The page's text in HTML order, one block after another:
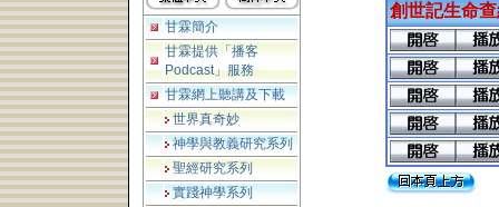
甘霖簡介
甘霖提供「播客
Podcast」服務
甘霖網上聽講及下載
世界真奇妙
神學與教義研究系列
聖經研究系列
實踐神學系列
創世記生命